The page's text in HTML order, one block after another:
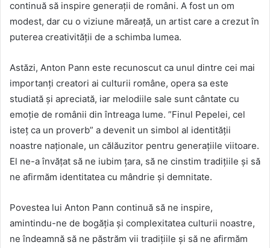
continuă să inspire generații de români. A fost un om
modest, dar cu o viziune măreață, un artist care a crezut în
puterea creativității de a schimba lumea.
Astăzi, Anton Pann este recunoscut ca unul dintre cei mai
importanți creatori ai culturii române, opera sa este
studiată și apreciată, iar melodiile sale sunt cântate cu
emoție de românii din întreaga lume. ”Finul Pepelei, cel
isteț ca un proverb” a devenit un simbol al identității
noastre naționale, un călăuzitor pentru generațiile viitoare.
El ne-a învățat să ne iubim țara, să ne cinstim tradițiile și să
ne afirmăm identitatea cu mândrie și demnitate.
Povestea lui Anton Pann continuă să ne inspire,
amintindu-ne de bogăția și complexitatea culturii noastre,
ne îndeamnă să ne păstrăm vii tradițiile și să ne afirmăm